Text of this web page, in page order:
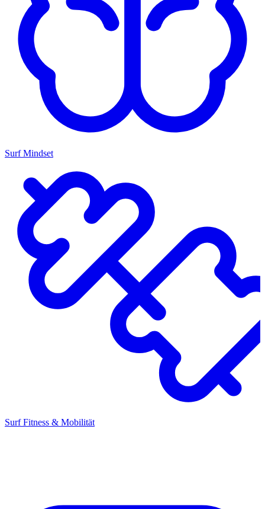
Surf Mindset
Surf Fitness & Mobilität